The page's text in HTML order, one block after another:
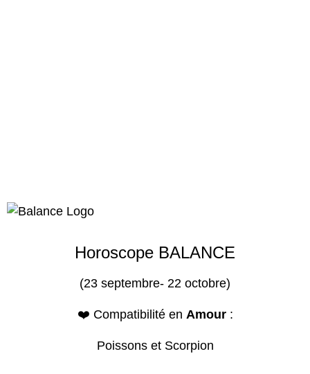
Horoscope BALANCE
(23 septembre- 22 octobre)
❤️ Compatibilité en Amour:
Poissons et Scorpion